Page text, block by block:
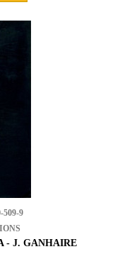
509-9
- J. GANHAIRE